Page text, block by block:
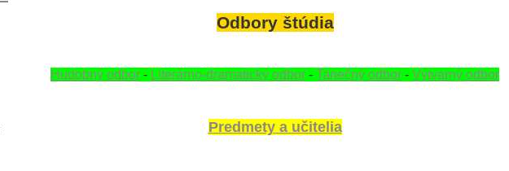
Odbory štúdia
Hudobný odbor - Literárno-dramatický odbor - Tanečný odbor - Výtvarný odbor
Predmety a učitelia